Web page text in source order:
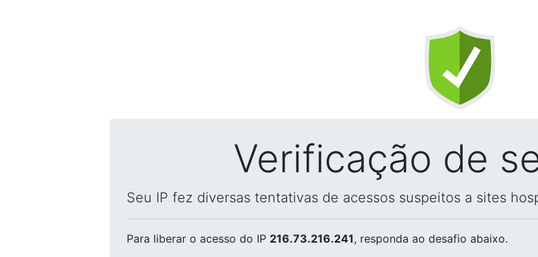
Verificação de
Seu IP fez diversas tentativas de acessos suspeitos a sites
Para liberar o acesso do IP 216.73.216.241, responda ao desafio abaixo.